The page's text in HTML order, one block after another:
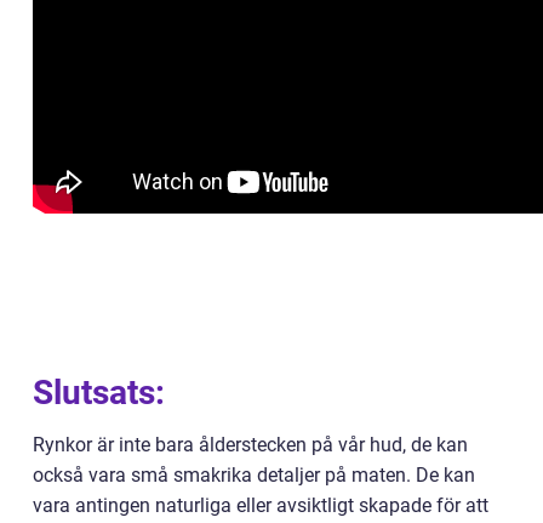
Slutsats:
Rynkor är inte bara ålderstecken på vår hud, de kan
också vara små smakrika detaljer på maten. De kan
vara antingen naturliga eller avsiktligt skapade för att